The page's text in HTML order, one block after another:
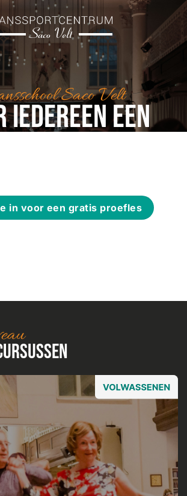
Saco Velt
iedereen een
in voor een gratis proefles